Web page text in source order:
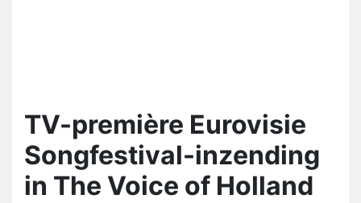
TV-première Eurovisie
Songfestival-inzending
in The Voice of Holland